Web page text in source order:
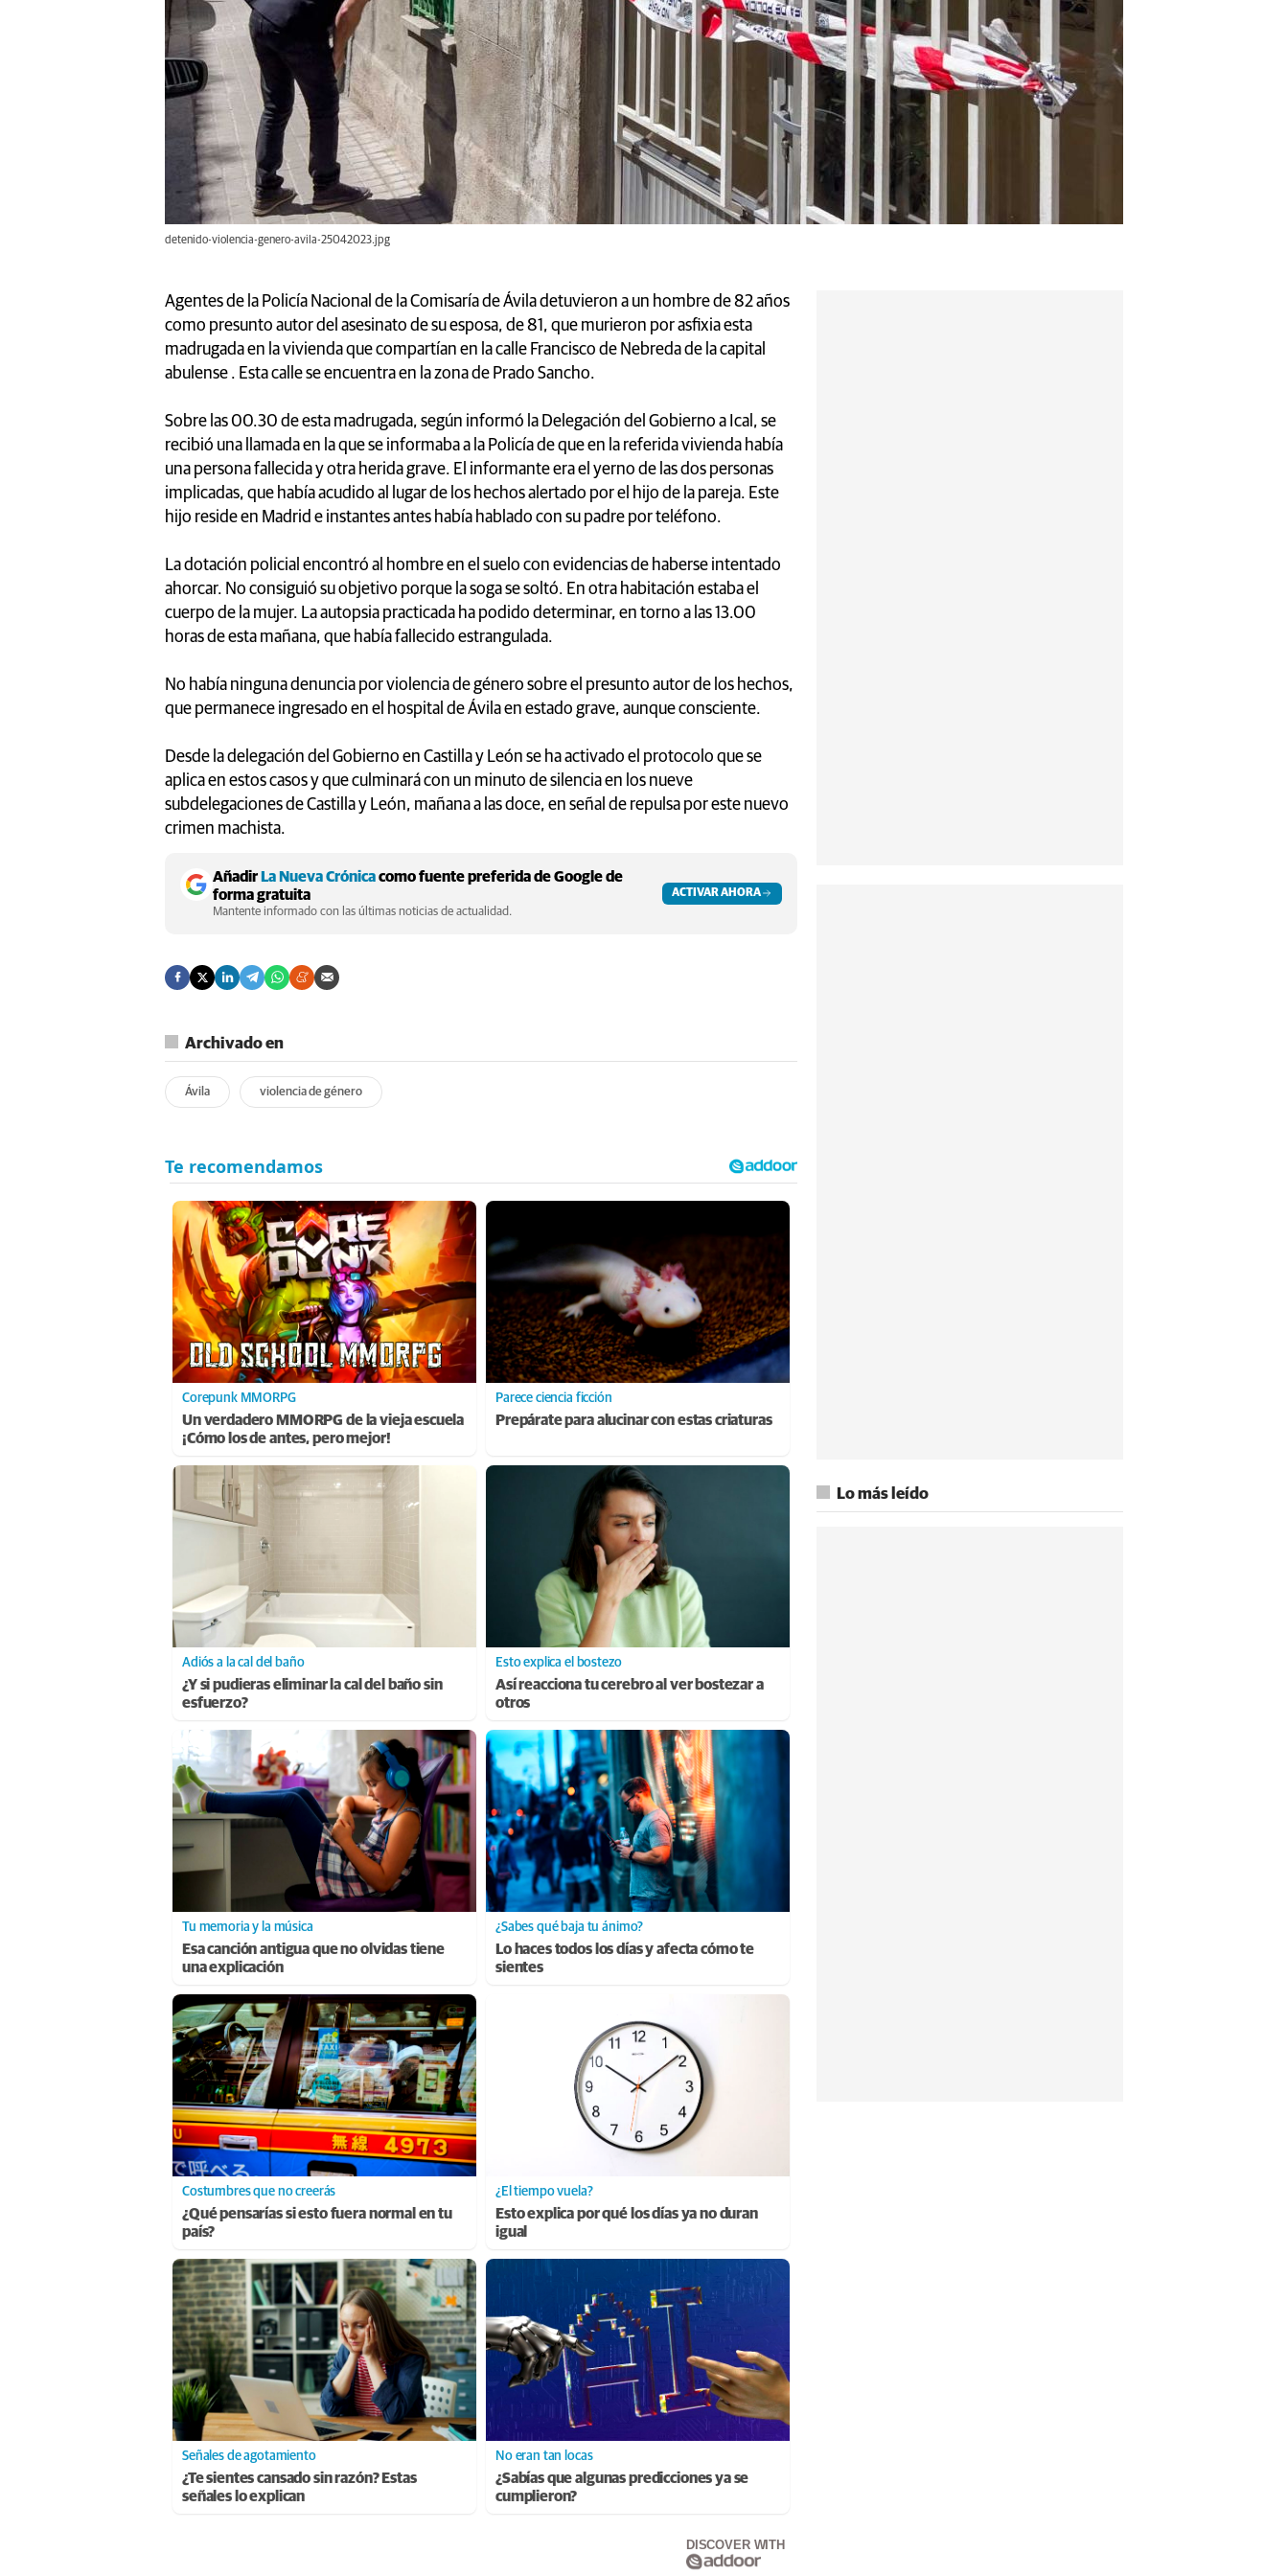
detenido-violencia-genero-avila-25042023.jpg
Agentes de la Policía Nacional de la Comisaría de Ávila detuvieron a un hombre de 82 años
como presunto autor del asesinato de su esposa, de 81, que murieron por asfixia esta
madrugada en la vivienda que compartían en la calle Francisco de Nebreda de la capital
abulense . Esta calle se encuentra en la zona de Prado Sancho.
Sobre las 00.30 de esta madrugada, según informó la Delegación del Gobierno a Ical, se
recibió una llamada en la que se informaba a la Policía de que en la referida vivienda había
una persona fallecida y otra herida grave. El informante era el yerno de las dos personas
implicadas, que había acudido al lugar de los hechos alertado por el hijo de la pareja. Este
hijo reside en Madrid e instantes antes había hablado con su padre por teléfono.
La dotación policial encontró al hombre en el suelo con evidencias de haberse intentado
ahorcar. No consiguió su objetivo porque la soga se soltó. En otra habitación estaba el
cuerpo de la mujer. La autopsia practicada ha podido determinar, en torno a las 13.00
horas de esta mañana, que había fallecido estrangulada.
No había ninguna denuncia por violencia de género sobre el presunto autor de los hechos,
que permanece ingresado en el hospital de Ávila en estado grave, aunque consciente.
Desde la delegación del Gobierno en Castilla y León se ha activado el protocolo que se
aplica en estos casos y que culminará con un minuto de silencia en los nueve
subdelegaciones de Castilla y León, mañana a las doce, en señal de repulsa por este nuevo
crimen machista.
AñadirLa Nueva Crónicacomo fuente preferida de Google de
forma gratuita
Mantente informado con las últimas noticias de actualidad.
ACTIVAR AHORA
Archivado en
Ávila violencia de género
Corepunk MMORPG
Un verdadero MMORPG de la vieja escuela
¡Cómo los de antes, pero mejor!
Parece ciencia ficción
Prepárate para alucinar con estas criaturas
Adiós a la cal del baño
¿Y si pudieras eliminar la cal del baño sin
esfuerzo?
Esto explica el bostezo
Así reacciona tu cerebro al ver bostezar a
otros
Tu memoria y la música
Esa canción antigua que no olvidas tiene
una explicación
¿Sabes qué baja tu ánimo?
Lo haces todos los días y afecta cómo te
sientes
Costumbres que no creerás
¿Qué pensarías si esto fuera normal en tu
país?
¿El tiempo vuela?
Esto explica por qué los días ya no duran
igual
Señales de agotamiento
¿Te sientes cansado sin razón? Estas
señales lo explican
No eran tan locas
¿Sabías que algunas predicciones ya se
cumplieron?
DISCOVER WITH
Lo más leído